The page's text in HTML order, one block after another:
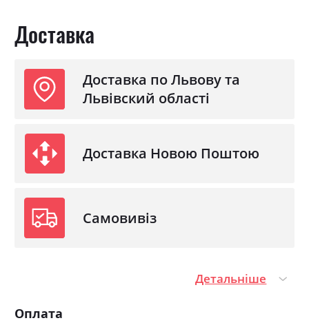
Доставка
Доставка по Львову та
Львівский області
Доставка Новою Поштою
Самовивіз
Детальніше
Оплата